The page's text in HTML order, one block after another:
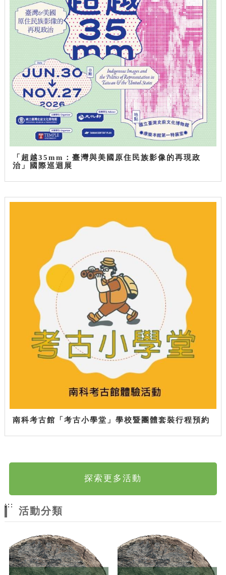
「超越35mm：臺灣與美國原住民族影像的再現政
治」國際巡迴展
南科考古館「考古小學堂」學校暨團體套裝行程預約
探索更多活動
:::
活動分類